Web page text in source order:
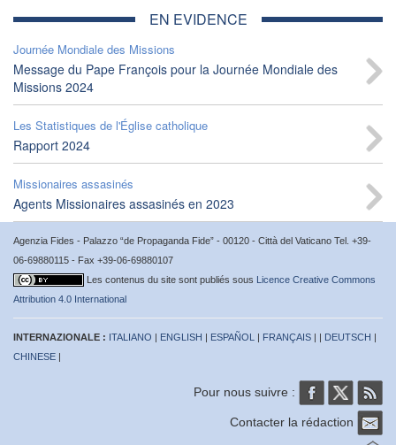
EN EVIDENCE
Journée Mondiale des Missions
Message du Pape François pour la Journée Mondiale des
Missions 2024
Les Statistiques de l'Église catholique
Rapport 2024
Missionaires assasinés
Agents Missionaires assasinés en 2023
Agenzia Fides - Palazzo “de Propaganda Fide” - 00120 - Città del Vaticano Tel. +39-
06-69880115 - Fax +39-06-69880107
Les contenus du site sont publiés sous Licence Creative Commons
Attribution 4.0 International
INTERNAZIONALE : ITALIANO | ENGLISH | ESPAÑOL | FRANÇAIS | | DEUTSCH |
CHINESE |
Pour nous suivre :
Contacter la rédaction